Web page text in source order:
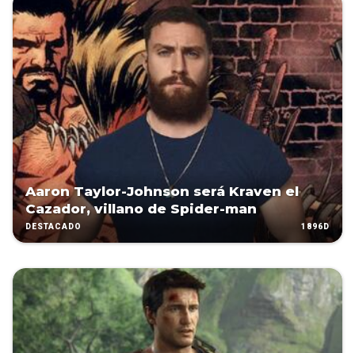
Aaron Taylor-Johnson será Kraven el
Cazador, villano de Spider-man
DESTACADO 1896D